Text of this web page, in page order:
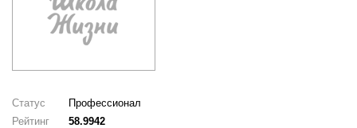
Статус
Профессионал
Рейтинг
58.9942